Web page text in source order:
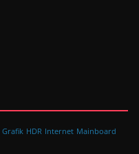
Grafik HDR Internet Mainboard